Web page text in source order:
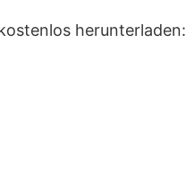
herunterladen: